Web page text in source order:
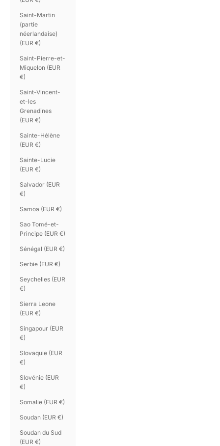
Saint-Martin
(partie
néerlandaise)
(EUR €)
Saint-Pierre-et-
Miquelon (EUR
€)
Saint-Vincent-
et-les
Grenadines
(EUR €)
Sainte-Hélène
(EUR €)
Sainte-Lucie
(EUR €)
Salvador (EUR
€)
Samoa (EUR €)
Sao Tomé-et-
Principe (EUR €)
Sénégal (EUR €)
Serbie (EUR €)
Seychelles (EUR
€)
Sierra Leone
(EUR €)
Singapour (EUR
€)
Slovaquie (EUR
€)
Slovénie (EUR
€)
Somalie (EUR €)
Soudan (EUR €)
Soudan du Sud
(EUR €)